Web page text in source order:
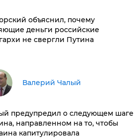
объяснил, почему
деньги российские
не свергли Путина
Валерий Чалый
предупредил о следующем шаге
направленном на то, чтобы
капитулировала